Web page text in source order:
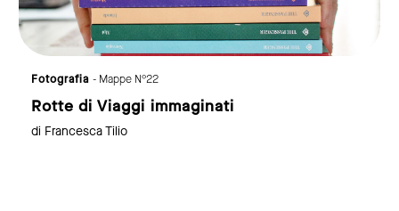
Fotografia - Mappe N°22
Rotte di Viaggi immaginati
di Francesca Tilio